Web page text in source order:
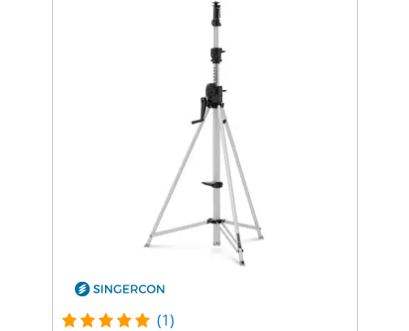
(1)